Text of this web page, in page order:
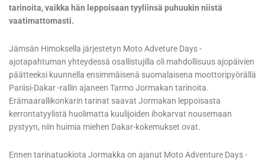
tarinoita, vaikka hän leppoisaan tyyliinsä puhuukin niistä
vaatimattomasti.
Jämsän Himoksella järjestetyn Moto Adveture Days -
ajotapahtuman yhteydessä osallistujilla oli mahdollisuus ajopäivien
päätteeksi kuunnella ensimmäisenä suomalaisena moottoripyörällä
Pariisi-Dakar -rallin ajaneen Tarmo Jormakan tarinoita.
Erämaarallikonkarin tarinat saavat Jormakan leppoisasta
kerrontatyylistä huolimatta kuulijoiden ihokarvat nousemaan
pystyyn, niin huimia miehen Dakar-kokemukset ovat.
Ennen tarinatuokiota Jormakka on ajanut Moto Adventure Days -